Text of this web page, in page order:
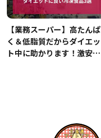
【業務スーパー】高たんぱ
く＆低脂質だからダイエッ
ト中に助かります！激安で